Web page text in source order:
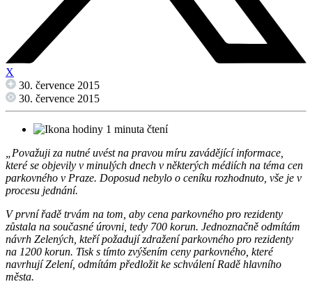
X
30. července 2015
30. července 2015
1 minuta čtení
„Považuji za nutné uvést na pravou míru zavádějící informace,
které se objevily v minulých dnech v některých médiích na téma cen
parkovného v Praze. Doposud nebylo o ceníku rozhodnuto, vše je v
procesu jednání.
V první řadě trvám na tom, aby cena parkovného pro rezidenty
zůstala na současné úrovni, tedy 700 korun. Jednoznačně odmítám
návrh Zelených, kteří požadují zdražení parkovného pro rezidenty
na 1200 korun. Tisk s tímto zvýšením ceny parkovného, které
navrhují Zelení, odmítám předložit ke schválení Radě hlavního
města.